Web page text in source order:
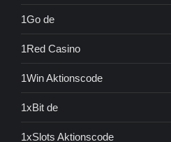
1Go de
1Red Casino
1Win Aktionscode
1xBit de
1xSlots Aktionscode